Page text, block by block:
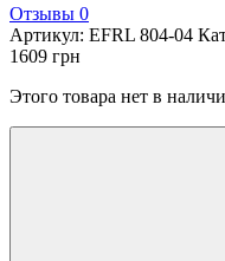
Отзывы 0
Артикул: EFRL 804-04
1609 грн
Этого товара нет в